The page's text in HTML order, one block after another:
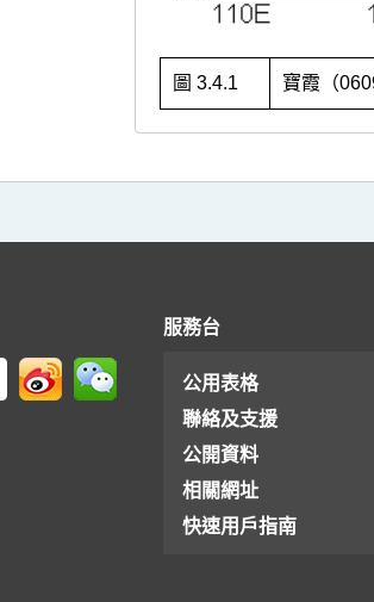
圖 3.4.1 寶霞（
服務台
公用表格
聯絡及支援
公開資料
相關網址
快速用戶指南